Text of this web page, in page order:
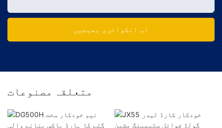
اب انکوائری بھیجیں
متعلقہ مصنوعات